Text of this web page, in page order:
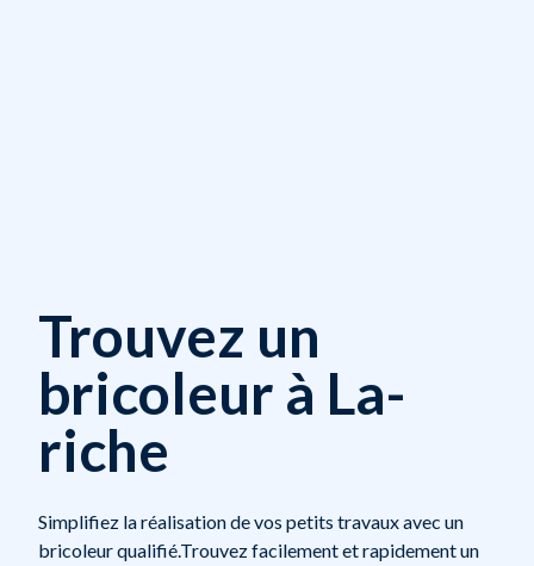
Trouvez un
bricoleur à La-
riche
Simplifiez la réalisation de vos petits travaux avec un
bricoleur qualifié.Trouvez facilement et rapidement un